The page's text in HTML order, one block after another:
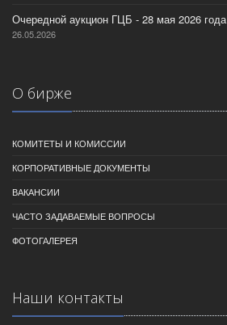
Очередной аукцион ГЦБ - 28 мая 2026 года
26.05.2026
О бирже
КОМИТЕТЫ И КОМИССИИ
КОРПОРАТИВНЫЕ ДОКУМЕНТЫ
ВАКАНСИИ
ЧАСТО ЗАДАВАЕМЫЕ ВОПРОСЫ
ФОТОГАЛЕРЕЯ
Наши контакты